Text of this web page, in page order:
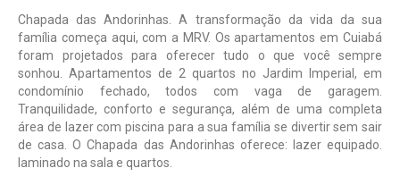
Chapada das Andorinhas. A transformação da vida da sua
família começa aqui, com a MRV. Os apartamentos em Cuiabá
foram projetados para oferecer tudo o que você sempre
sonhou. Apartamentos de 2 quartos no Jardim Imperial, em
condomínio fechado, todos com vaga de garagem.
Tranquilidade, conforto e segurança, além de uma completa
área de lazer com piscina para a sua família se divertir sem sair
de casa. O Chapada das Andorinhas oferece: lazer equipado.
laminado na sala e quartos.